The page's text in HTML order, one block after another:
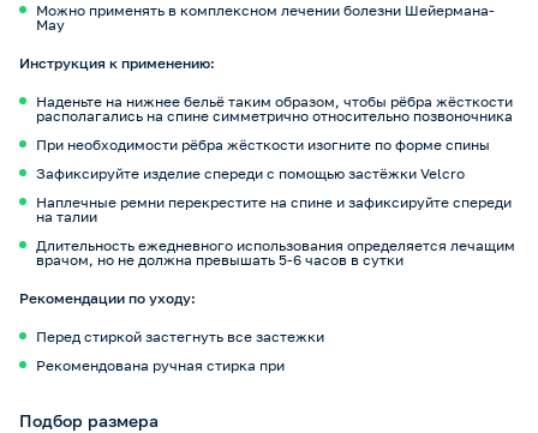
Можно применять в комплексном лечении болезни Шейермана-
Мау
Инструкция к применению:
Наденьте на нижнее бельё таким образом, чтобы рёбра жёсткости
располагались на спине симметрично относительно позвоночника
При необходимости рёбра жёсткости изогните по форме спины
Зафиксируйте изделие спереди с помощью застёжки Velcro
Наплечные ремни перекрестите на спине и зафиксируйте спереди
на талии
Длительность ежедневного использования определяется лечащим
врачом, но не должна превышать 5-6 часов в сутки
Рекомендации по уходу:
Перед стиркой застегнуть все застежки
Рекомендована ручная стирка при
Подбор размера